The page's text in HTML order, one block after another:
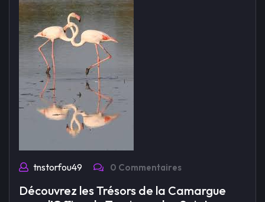
tnstorfou49 0 Commentaires
Découvrez les Trésors de la Camargue